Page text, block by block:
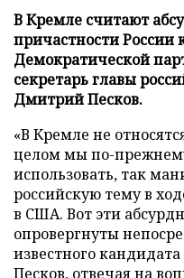
В Кремле считают
причастности России
Демократической
секретарь главы
Дмитрий Песков.
«В Кремле не
целом мы по-
использовать, так
российскую тему в
в США. Вот эти
опровергнуты
известного
Песков, отвечая на